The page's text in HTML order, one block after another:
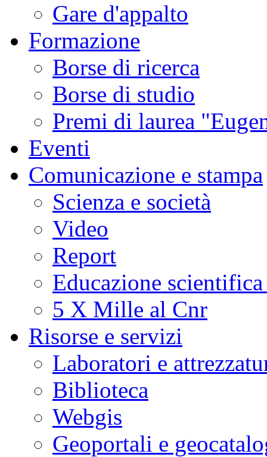
Gare d'appalto
Formazione
Borse di ricerca
Borse di studio
Premi di laurea
Eventi
Comunicazione e stampa
Scienza e società
Video
Report
Educazione
5 X Mille al Cnr
Risorse e servizi
Laboratori e
Biblioteca
Webgis
Geoportali e